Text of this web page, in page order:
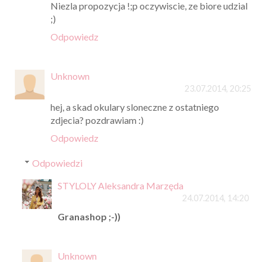
Niezla propozycja !;p oczywiscie, ze biore udzial
;)
Odpowiedz
Unknown
23.07.2014, 20:25
hej, a skad okulary sloneczne z ostatniego
zdjecia? pozdrawiam :)
Odpowiedz
Odpowiedzi
STYLOLY Aleksandra Marzęda
24.07.2014, 14:20
Granashop ;-))
Unknown